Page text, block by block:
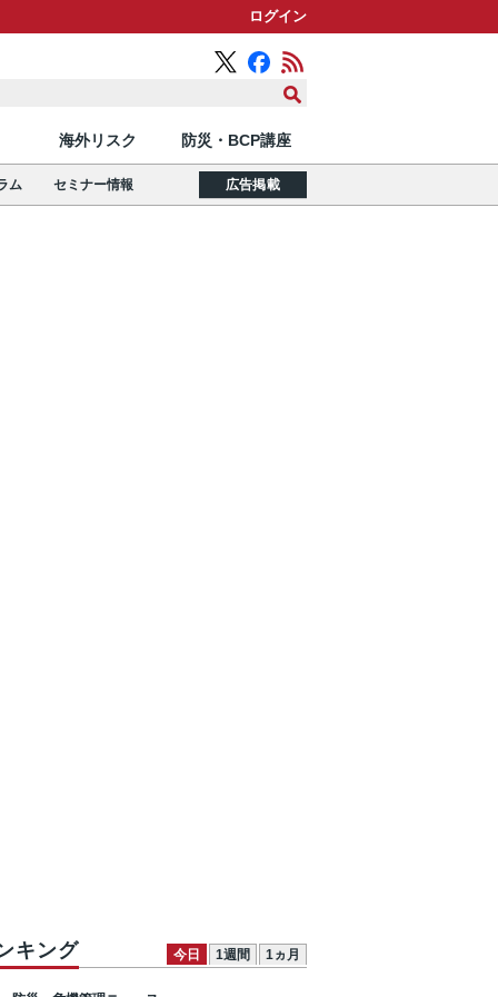
ログイン
海外リスク 防災・BCP講座
ム セミナー情報 広告掲載
キング 今日 1週間 1ヵ月